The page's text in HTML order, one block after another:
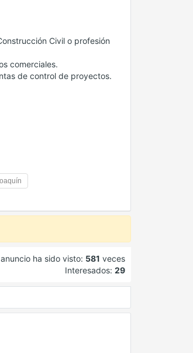
Civil o profesión
comerciales.
de control de proyectos.
anuncio ha sido visto: 581 veces
Interesados: 29